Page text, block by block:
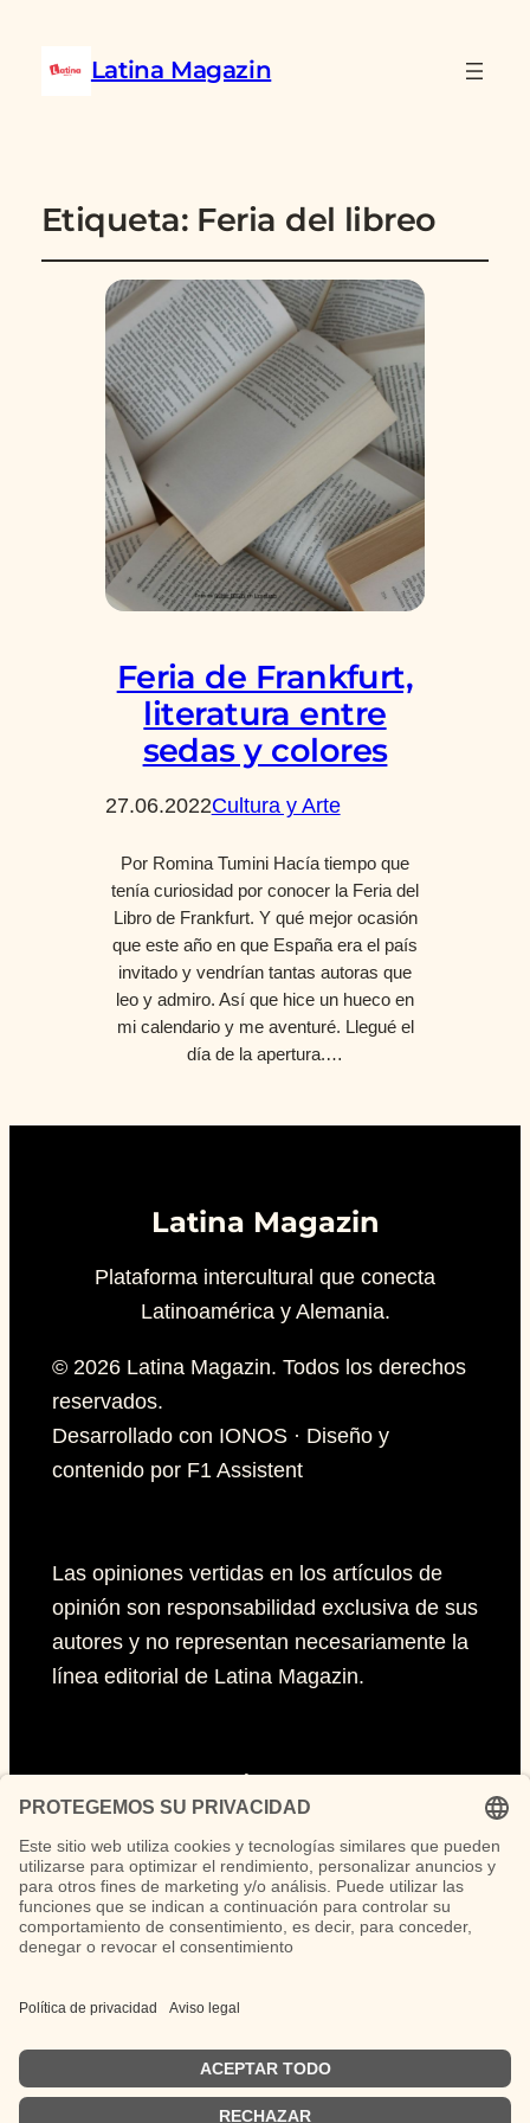
Latina Magazin
Etiqueta: Feria del libreo
Feria de Frankfurt,
literatura entre
sedas y colores
27.06.2022Cultura y Arte
Por Romina Tumini Hacía tiempo que
tenía curiosidad por conocer la Feria del
Libro de Frankfurt. Y qué mejor ocasión
que este año en que España era el país
invitado y vendrían tantas autoras que
leo y admiro. Así que hice un hueco en
mi calendario y me aventuré. Llegué el
día de la apertura.…
Latina Magazin
Plataforma intercultural que conecta
Latinoamérica y Alemania.
© 2026 Latina Magazin. Todos los derechos
reservados.
Desarrollado con IONOS · Diseño y
contenido por F1 Assistent
Las opiniones vertidas en los artículos de
opinión son responsabilidad exclusiva de sus
autores y no representan necesariamente la
línea editorial de Latina Magazin.
Páginas
Impressum
Políticas de privacidad
Políticas de Cookies
Instagram TikTok LinkedIn Facebook YouTube